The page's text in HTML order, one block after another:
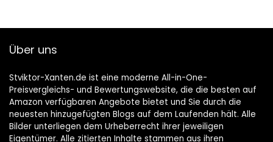
Über uns
Stviktor-Xanten.de ist eine moderne All-in-One-
Preisvergleichs- und Bewertungswebsite, die die besten auf
Amazon verfügbaren Angebote bietet und Sie durch die
neuesten hinzugefügten Blogs auf dem Laufenden hält. Alle
Bilder unterliegen dem Urheberrecht ihrer jeweiligen
Eigentümer. Alle zitierten Inhalte stammen aus ihren